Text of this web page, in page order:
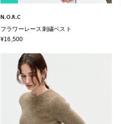
N.O.R.C
フラワーレース刺繍ベスト
¥16,500